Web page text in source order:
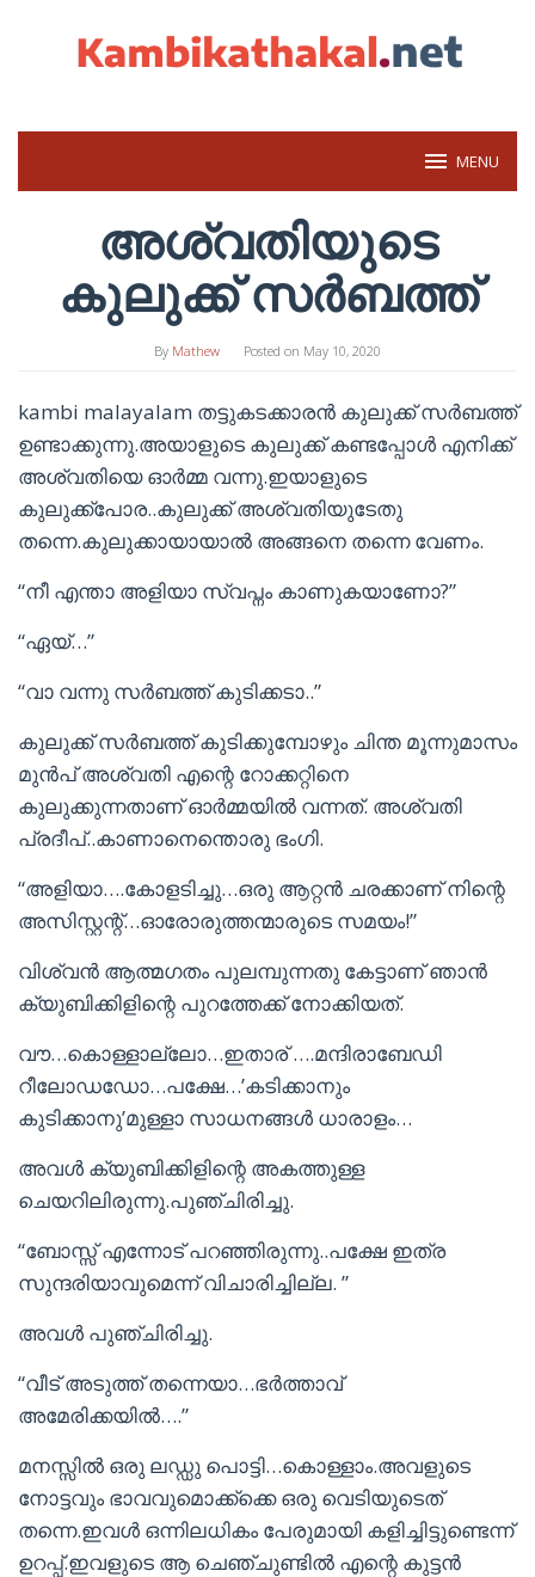
MENU
അശ്വതിയുടെ
കുലുക്ക് സര്‍ബത്ത്
By Mathew Posted on May 10, 2020
kambi malayalam തട്ടുകടക്കാരന്‍ കുലുക്ക് സര്‍ബത്ത്
ഉണ്ടാക്കുന്നു.അയാളുടെ കുലുക്ക് കണ്ടപ്പോള്‍ എനിക്ക്
അശ്വതിയെ ഓര്‍മ്മ വന്നു.ഇയാളുടെ
കുലുക്ക്പോര..കുലുക്ക് അശ്വതിയുടേതു
തന്നെ.കുലുക്കായായാല്‍ അങ്ങനെ തന്നെ വേണം.
“നീ എന്താ അളിയാ സ്വപ്നം കാണുകയാണോ?”
“ഏയ്…”
“വാ വന്നു സര്‍ബത്ത് കുടിക്കടാ..”
കുലുക്ക് സര്‍ബത്ത് കുടിക്കുമ്പോഴും ചിന്ത മൂന്നുമാസം
മുന്‍പ് അശ്വതി എന്റെ റോക്കറ്റിനെ
കുലുക്കുന്നതാണ്‌ ഓര്‍മ്മയില്‍ വന്നത്. അശ്വതി
പ്രദീപ്..കാണാനെന്തൊരു ഭംഗി.
“അളിയാ….കോളടിച്ചു…ഒരു ആറ്റന്‍ ചരക്കാണ്‌ നിന്റെ
അസിസ്റ്റന്റ്…ഓരോരുത്തന്മാരുടെ സമയം!”
വിശ്വന്‍ ആത്മഗതം പുലമ്പുന്നതു കേട്ടാണ്‌ ഞാന്‍
ക്യുബിക്കിളിന്റെ പുറത്തേക്ക് നോക്കിയത്.
വൗ…കൊള്ളാല്ലോ…ഇതാര്‌ ….മന്ദിരാബേഡി
റീലോഡഡോ…പക്ഷേ…’കടിക്കാനും
കുടിക്കാനു’മുള്ളാ സാധനങ്ങള്‍ ധാരാളം…
അവള്‍ ക്യുബിക്കിളിന്റെ അകത്തുള്ള
ചെയറിലിരുന്നു.പുഞ്ചിരിച്ചു.
“ബോസ്സ് എന്നോട് പറഞ്ഞിരുന്നു..പക്ഷേ ഇത്ര
സുന്ദരിയാവുമെന്ന് വിചാരിച്ചില്ല. ”
അവള്‍ പുഞ്ചിരിച്ചു.
“വീട് അടുത്ത് തന്നെയാ…ഭര്‍ത്താവ്
അമേരിക്കയില്‍….”
മനസ്സില്‍ ഒരു ലഡ്ഡു പൊട്ടി…കൊള്ളാം.അവളുടെ
നോട്ടവും ഭാവവുമൊക്ക്ക്കെ ഒരു വെടിയുടെത്
തന്നെ.ഇവള്‍ ഒന്നിലധികം പേരുമായി കളിച്ചിട്ടുണ്ടെന്ന്
ഉറപ്പ്.ഇവളുടെ ആ ചെഞ്ചുണ്ടില്‍ എന്റെ കുട്ടന്‍